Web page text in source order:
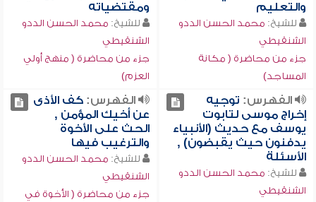
والتعليم
للشيخ: محمد الحسن الددو
الشنقيطي
جزء من محاضرة ( مكانة
المساجد)
ومقتضياته
للشيخ: محمد الحسن الددو
الشنقيطي
جزء من محاضرة ( منهج أولي
العزم)
الفهرس: توجيه
إخراج موسى لتابوت
يوسف مع حديث (الأنبياء
يدفنون حيث يقبضون) ,
الأسئلة
للشيخ: محمد الحسن الددو
الشنقيطي
الفهرس:كف الأذى
عن أخيك المؤمن ,
الحث على الأخوة
والترغيب فيها
للشيخ: محمد الحسن الددو
الشنقيطي
جزء من محاضرة ( الأخوة في